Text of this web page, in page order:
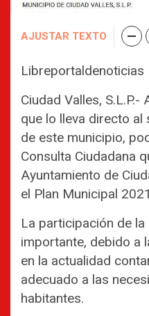
AJUSTAR TEXTO
Libreportaldenoticias
Ciudad Valles,
que lo lleva directo al
de este municipio,
Consulta Ciudadana
Ayuntamiento de
el Plan Municipal
La participación de
importante, debido a
en la actualidad
adecuado a las
habitantes.